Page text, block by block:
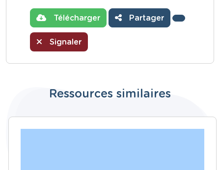
Télécharger Partager
Signaler
Ressources similaires